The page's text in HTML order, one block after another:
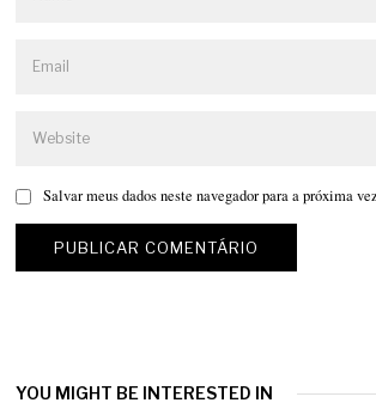
Salvar meus dados neste navegador para a próxima
YOU MIGHT BE INTERESTED IN